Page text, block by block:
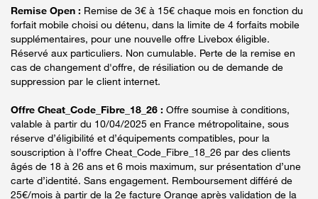
Remise Open : Remise de 3€ à 15€ chaque mois en fonction du
forfait mobile choisi ou détenu, dans la limite de 4 forfaits mobile
supplémentaires, pour une nouvelle offre Livebox éligible.
Réservé aux particuliers. Non cumulable. Perte de la remise en
cas de changement d'offre, de résiliation ou de demande de
suppression par le client internet.
Offre Cheat_Code_Fibre_18_26 : Offre soumise à conditions,
valable à partir du 10/04/2025 en France métropolitaine, sous
réserve d’éligibilité et d’équipements compatibles, pour la
souscription à l’offre Cheat_Code_Fibre_18_26 par des clients
âgés de 18 à 26 ans et 6 mois maximum, sur présentation d’une
carte d’identité. Sans engagement. Remboursement différé de
25€/mois à partir de la 2e facture Orange après validation de la